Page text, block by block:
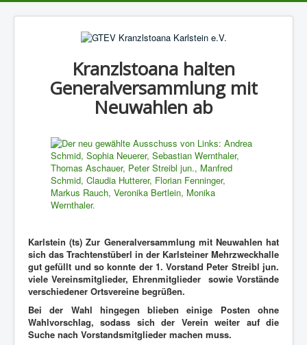
Kranzlstoana halten
Generalversammlung mit
Neuwahlen ab
Karlstein (ts) Zur Generalversammlung mit Neuwahlen hat
sich das Trachtenstüberl in der Karlsteiner Mehrzweckhalle
gut gefüllt und so konnte der 1. Vorstand Peter Streibl jun.
viele Vereinsmitglieder, Ehrenmitglieder sowie Vorstände
verschiedener Ortsvereine begrüßen.
Bei der Wahl hingegen blieben einige Posten ohne
Wahlvorschlag, sodass sich der Verein weiter auf die
Suche nach Vorstandsmitglieder machen muss.